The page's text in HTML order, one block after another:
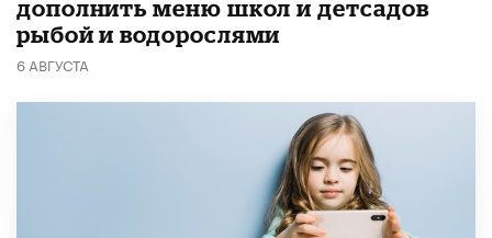
дополнить меню школ и детсадов
рыбой и водорослями
6 АВГУСТА